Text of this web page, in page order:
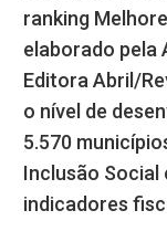
ranking
elaborado pela
Editora Abril/
o nível de
5.570
Inclusão Social
indicadores